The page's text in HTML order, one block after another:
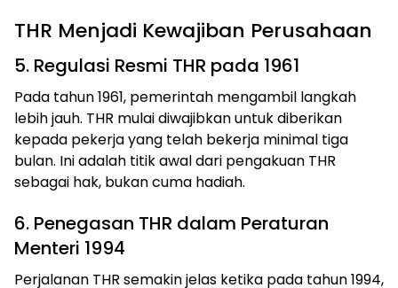
THR Menjadi Kewajiban Perusahaan
5. Regulasi Resmi THR pada 1961
Pada tahun 1961, pemerintah mengambil langkah
lebih jauh. THR mulai diwajibkan untuk diberikan
kepada pekerja yang telah bekerja minimal tiga
bulan. Ini adalah titik awal dari pengakuan THR
sebagai hak, bukan cuma hadiah.
6. Penegasan THR dalam Peraturan
Menteri 1994
Perjalanan THR semakin jelas ketika pada tahun 1994,